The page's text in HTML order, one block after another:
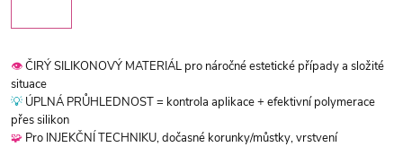
👁️ČIRÝ SILIKONOVÝ MATERIÁL pro náročné estetické případy a složité
situace
💡 ÚPLNÁ PRŮHLEDNOST = kontrola aplikace + efektivní polymerace
přes silikon
🧩 Pro INJEKČNÍ TECHNIKU, dočasné korunky/můstky, vrstvení